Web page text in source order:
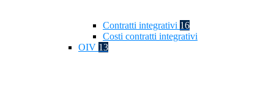
Contratti integrativi 16
Costi contratti integrativi
OIV 13